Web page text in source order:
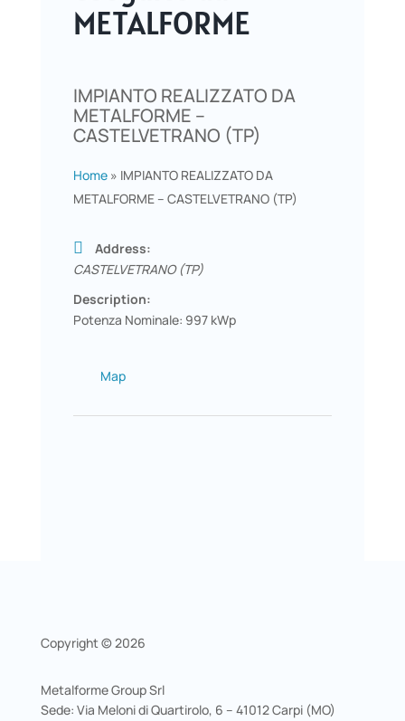
METALFORME
IMPIANTO REALIZZATO DA
METALFORME –
CASTELVETRANO (TP)
Home» IMPIANTO REALIZZATO DA
METALFORME – CASTELVETRANO (TP)
Address:
CASTELVETRANO (TP)
Description:
Potenza Nominale: 997 kWp
Map
Copyright © 2026
Metalforme Group Srl
Sede: Via Meloni di Quartirolo, 6 – 41012 Carpi (MO)